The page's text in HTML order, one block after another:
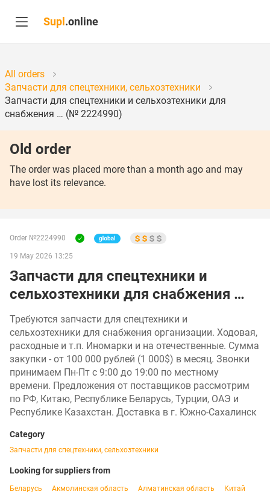
Supl .online
All orders
Запчасти для спецтехники, сельхозтехники
Запчасти для спецтехники и сельхозтехники для
снабжения … (№ 2224990)
Old order
The order was placed more than a month ago and may
have lost its relevance.
Order №2224990
19 May 2026 13:25
Запчасти для спецтехники и
сельхозтехники для снабжения …
Требуются запчасти для спецтехники и
сельхозтехники для снабжения организации. Ходовая,
расходные и т.п. Иномарки и на отечественные. Сумма
закупки - от 100 000 рублей (1 000$) в месяц. Звонки
принимаем Пн-Пт с 9:00 до 19:00 по местному
времени. Предложения от поставщиков рассмотрим
по РФ, Китаю, Республике Беларусь, Турции, ОАЭ и
Республике Казахстан. Доставка в г. Южно-Сахалинск
Category
Запчасти для спецтехники, сельхозтехники
Looking for suppliers from
Беларусь Акмолинская область Алматинская область
Китай